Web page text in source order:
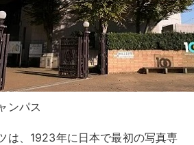
ンパス
は、1923年に日本で最初の写真専